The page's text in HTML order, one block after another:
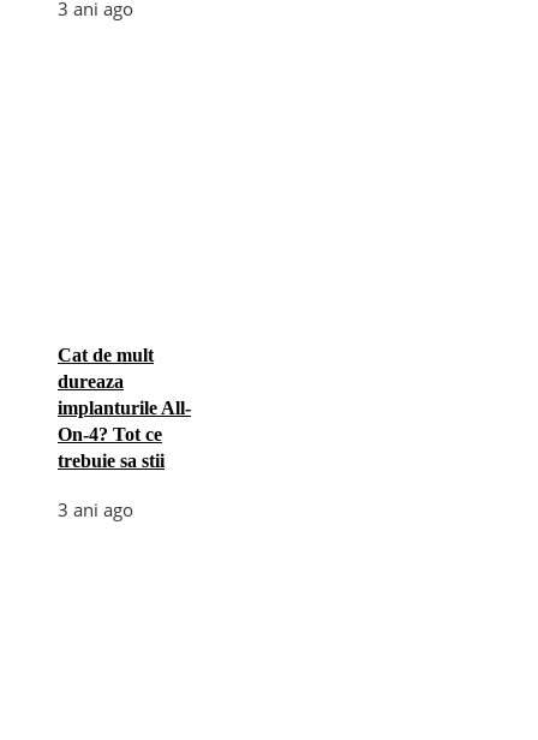
3 ani ago
Cat de mult
dureaza
implanturile All-
On-4? Tot ce
trebuie sa stii
3 ani ago